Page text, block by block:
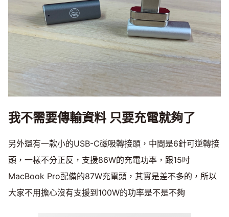
我不需要傳輸資料 只要充電就夠了
另外還有一款小的USB-C磁吸轉接頭，中間是6針可逆轉接
頭，一樣不分正反，支援86W的充電功率，跟15吋
MacBook Pro配備的87W充電頭，其實是差不多的，所以
大家不用擔心沒有支援到100W的功率是不是不夠